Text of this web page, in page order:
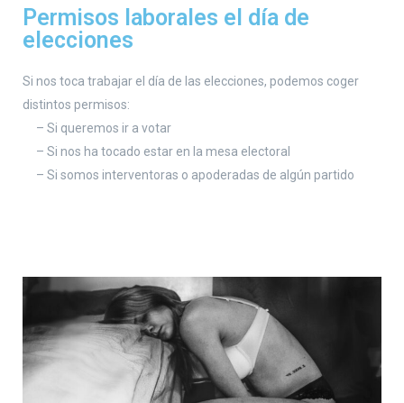
Permisos laborales el día de
elecciones
Si nos toca trabajar el día de las elecciones, podemos coger
distintos permisos:
– Si queremos ir a votar
– Si nos ha tocado estar en la mesa electoral
– Si somos interventoras o apoderadas de algún partido